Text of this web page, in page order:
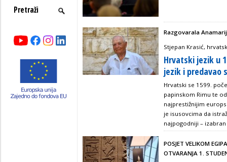
Razgovarala
Stjepan Krasić,
Hrvatski jezik u
jezik i predavao
Hrvatski se 1599.
papinskom Rimu te
najprestižnijim
je isusovcima da
najpogodniji –
POSJET VELIKOM
OTVARANJA 1.